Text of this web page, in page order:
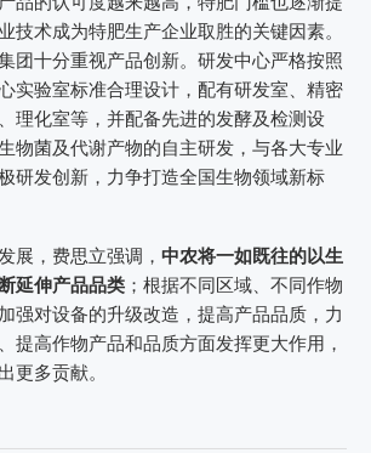
技术成为特肥生产企业取胜的关键因素。
团十分重视产品创新。研发中心严格按照
实验室标准合理设计，配有研发室、精密
理化室等，并配备先进的发酵及检测设
物菌及代谢产物的自主研发，与各大专业
研发创新，力争打造全国生物领域新标
展，费思立强调， 中农将一如既往的以生
延伸产品品类 ；根据不同区域、不同作物
强对设备的升级改造，提高产品品质，力
提高作物产品和品质方面发挥更大作用，
更多贡献。